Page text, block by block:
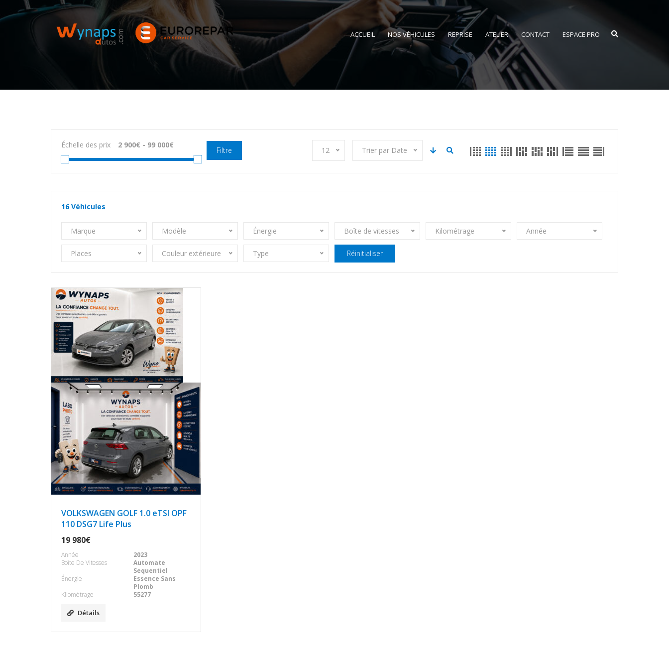
ACCUEIL NOS VÉHICULES REPRISE ATELIER CONTACT ESPACE PRO
Échelle des prix
Filtre 12 Trier par Date
16 Véhicules
Marque Modèle Énergie Boîte de vitesses Kilométrage Année
Places Couleur extérieure Type Réinitialiser
VOLKSWAGEN GOLF 1.0 eTSI OPF
110 DSG7 Life Plus
19 980€
Année
2023
Boîte De Vitesses
Automate
Sequentiel
Énergie
Essence Sans
Plomb
Kilométrage
55277
Détails